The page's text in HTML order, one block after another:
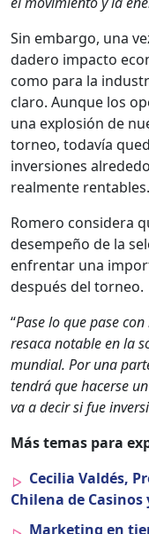
Sin embar­go, una
dadero impacto
como para la
claro. Aunque los
una explosión de
tor­neo, todavía
inver­siones
real­mente renta­bles.
Romero con­sid­era
desem­peño de la
enfrentar una
después del tor­neo.
“Pase lo que pase
resaca notable en la
mundi­al. Por una
ten­drá que hac­erse
va a decir si fue
Más temas para
Cecil­ia Valdés,
Chile­na de Casi­nos
Mar­ket­ing en